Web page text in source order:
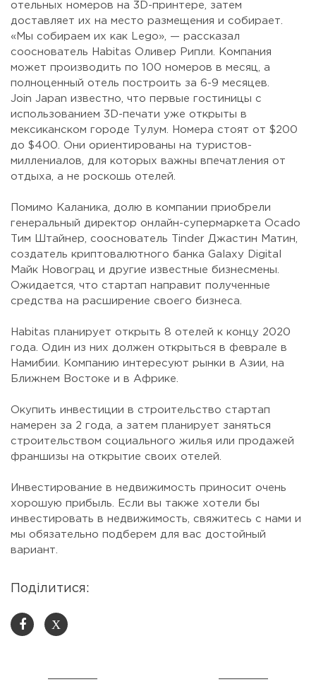
отельных номеров на 3D-принтере, затем
доставляет их на место размещения и собирает.
«Мы собираем их как Lego», — рассказал
сооснователь Habitas Оливер Рипли. Компания
может производить по 100 номеров в месяц, а
полноценный отель построить за 6-9 месяцев.
Join Japan известно, что первые гостиницы с
использованием 3D-печати уже открыты в
мексиканском городе Тулум. Номера стоят от $200
до $400. Они ориентированы на туристов-
миллениалов, для которых важны впечатления от
отдыха, а не роскошь отелей.
Помимо Каланика, долю в компании приобрели
генеральный директор онлайн-супермаркета Ocado
Тим Штайнер, сооснователь Tinder Джастин Матин,
создатель криптовалютного банка Galaxy Digital
Майк Новограц и другие известные бизнесмены.
Ожидается, что стартап направит полученные
средства на расширение своего бизнеса.
Habitas планирует открыть 8 отелей к концу 2020
года. Один из них должен открыться в феврале в
Намибии. Компанию интересуют рынки в Азии, на
Ближнем Востоке и в Африке.
Окупить инвестиции в строительство стартап
намерен за 2 года, а затем планирует заняться
строительством социального жилья или продажей
франшизы на открытие своих отелей.
Инвестирование в недвижимость приносит очень
хорошую прибыль. Если вы также хотели бы
инвестировать в недвижимость, свяжитесь с нами и
мы обязательно подберем для вас достойный
вариант.
Поділитися:
X